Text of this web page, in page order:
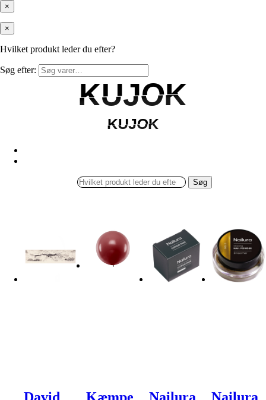
×
×
Hvilket produkt leder du efter?
Søg efter:
KUJOK
KUJOK
KUJOK
KUJOK
Søg